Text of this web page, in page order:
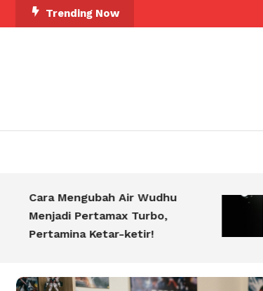
To
Trending Now
Cara Mengubah Air Wudhu
Menjadi Pertamax Turbo,
Pertamina Ketar-ketir!